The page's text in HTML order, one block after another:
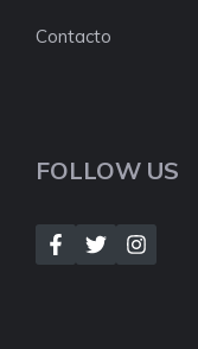
Contacto
FOLLOW US